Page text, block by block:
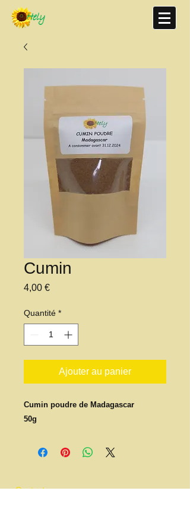
Cumin
4,00 €Prix
Quantité *
Ajouter au panier
Cumin poudre de Madagascar
50g
​​Contacter nous: